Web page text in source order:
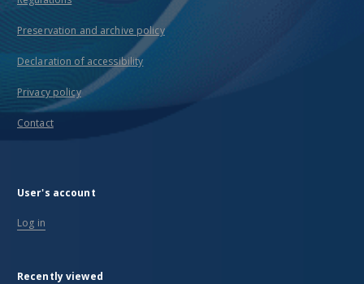
Preservation and archive policy
Declaration of accessibility
Privacy policy
Contact
User's account
Log in
Recently viewed